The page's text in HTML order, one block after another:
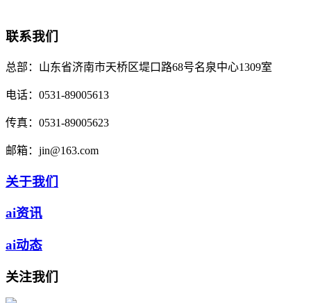
联系我们
总部： 山东省济南市天桥区堤口路68号名泉中心1309室
电话： 0531-89005613
传真： 0531-89005623
邮箱： jin@163.com
关于我们
ai资讯
ai动态
关注我们